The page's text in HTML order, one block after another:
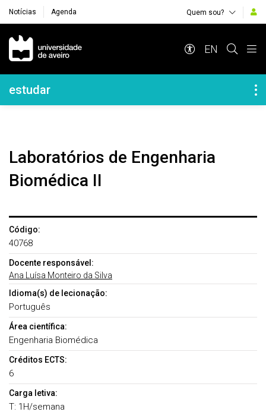
Notícias Agenda Quem sou?
Navegação Principal
EN
Navegação Lateral
estudar
Laboratórios de Engenharia
Biomédica II
Código:
40768
Docente responsável:
Ana Luísa Monteiro da Silva
Idioma(s) de lecionação:
Português
Área científica:
Engenharia Biomédica
Créditos ECTS:
6
Carga letiva:
T: 1H/semana